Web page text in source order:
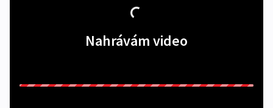
Nahrávám video